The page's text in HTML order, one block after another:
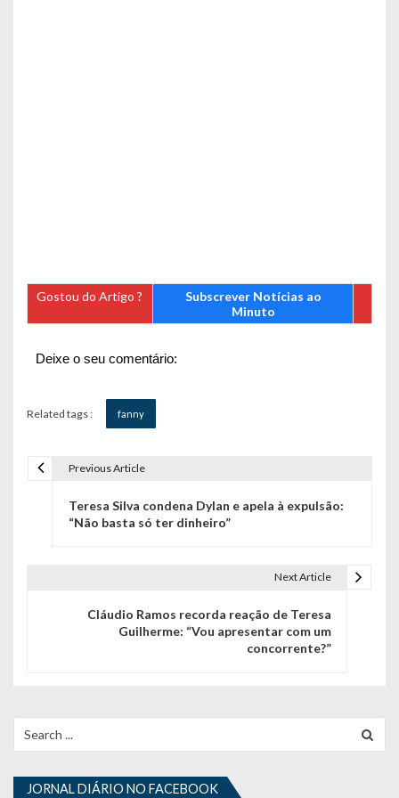
Gostou do Artigo ?
Subscrever Notícias ao
Minuto
Deixe o seu comentário:
Related tags : fanny
o
d
Previous Article
Teresa Silva condena Dylan e apela à expulsão:
“Não basta só ter dinheiro”
Next Article
Cláudio Ramos recorda reação de Teresa
Guilherme: “Vou apresentar com um
concorrente?”
for:
JORNAL DIÁRIO NO FACEBOOK